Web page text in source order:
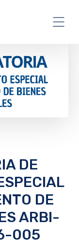
DE
DE
ARBI-
005